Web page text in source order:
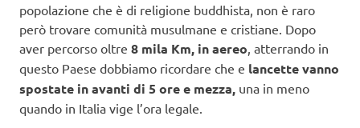
popolazione che è di religione buddhista, non è raro
però trovare comunità musulmane e cristiane. Dopo
aver percorso oltre 8 mila Km, in aereo , atterrando in
questo Paese dobbiamo ricordare che e lancette vanno
spostate in avanti di 5 ore e mezza, una in meno
quando in Italia vige l’ora legale.